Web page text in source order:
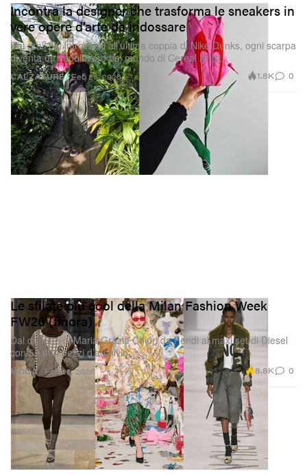
CALZATURE
Incontra la designer che trasforma le sneakers in
vere opere d’arte da indossare
Dai grail più introvabili all’ultima coppia di Nike Dunks, ogni scarpa
diventa un capolavoro nel mondo di Cereal Artist.
Feb 26, 2026 1.8K 0
MODA
Le sfilate più cool della Milan Fashion Week
FW26 (finora)
Dal debutto di Maria Grazia Chiuri da Fendi al maxi set di Diesel
con 50.000 pezzi d’archivio.
Feb 26, 2026 8.8K 0